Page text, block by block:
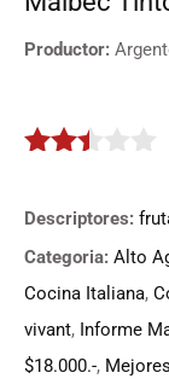
Productor:
Descriptores:
Categoria: Alto
Cocina Italiana,
vivant, Informe
$18.000.-,